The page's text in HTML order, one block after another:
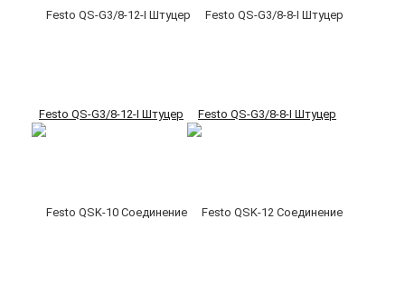
Festo QS-G3/8-12-I Штуцер Festo QS-G3/8-8-I Штуцер